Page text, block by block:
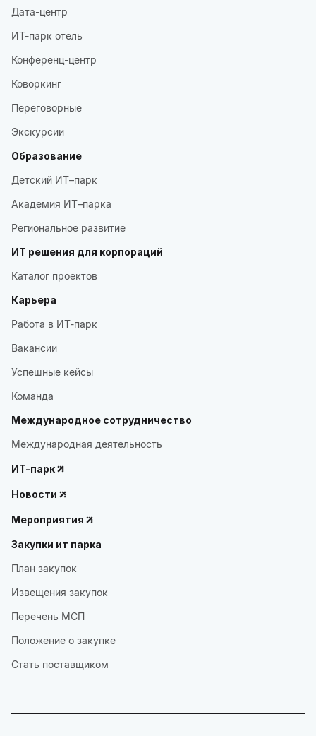
Дата-центр
ИТ-парк отель
Конференц-центр
Коворкинг
Переговорные
Экскурсии
Образование
Детский ИТ–парк
Академия ИТ–парка
Региональное развитие
ИТ решения для корпораций
Каталог проектов
Карьера
Работа в ИТ-парк
Вакансии
Успешные кейсы
Команда
Международное сотрудничество
Международная деятельность
ИТ-парк
Новости
Мероприятия
Закупки ит парка
План закупок
Извещения закупок
Перечень МСП
Положение о закупке
Стать поставщиком